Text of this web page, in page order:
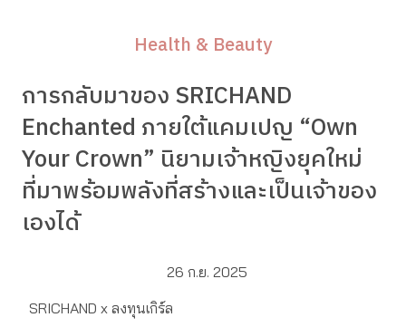
Health & Beauty
การกลับมาของ SRICHAND
Enchanted ภายใต้แคมเปญ “Own
Your Crown” นิยามเจ้าหญิงยุคใหม่
ที่มาพร้อมพลังที่สร้างและเป็นเจ้าของ
เองได้
26 ก.ย. 2025
SRICHAND x ลงทุนเกิร์ล